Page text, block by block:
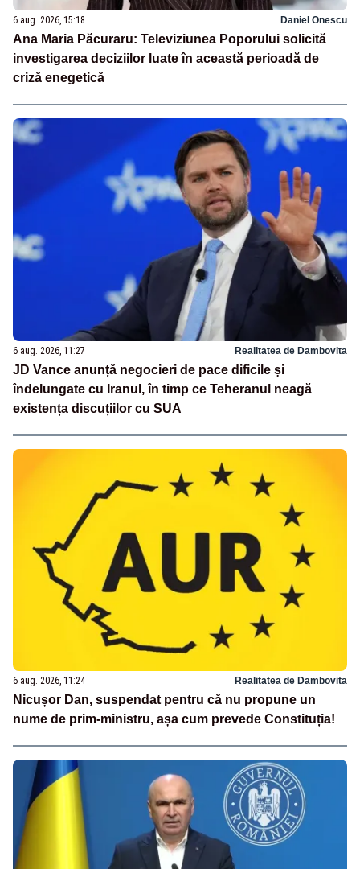
6 aug. 2026, 15:18 Daniel Onescu
Ana Maria Păcuraru: Televiziunea Poporului solicită
investigarea deciziilor luate în această perioadă de
criză enegetică
6 aug. 2026, 11:27 Realitatea de Dambovita
JD Vance anunță negocieri de pace dificile și
îndelungate cu Iranul, în timp ce Teheranul neagă
existența discuțiilor cu SUA
6 aug. 2026, 11:24 Realitatea de Dambovita
Nicușor Dan, suspendat pentru că nu propune un
nume de prim-ministru, așa cum prevede Constituția!